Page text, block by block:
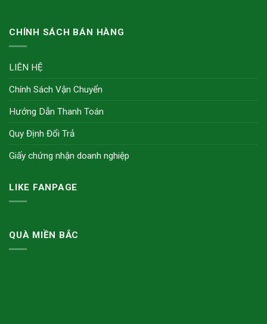
CHÍNH SÁCH BÁN HÀNG
LIÊN HỆ
Chính Sách Vận Chuyển
Hướng Dẫn Thanh Toán
Quy Định Đổi Trả
Giấy chứng nhận doanh nghiệp
LIKE FANPAGE
QUÀ MIỀN BẮC